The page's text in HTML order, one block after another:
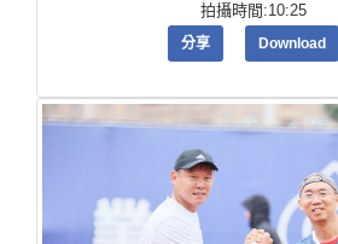
拍攝時間:10:25
分享 Download